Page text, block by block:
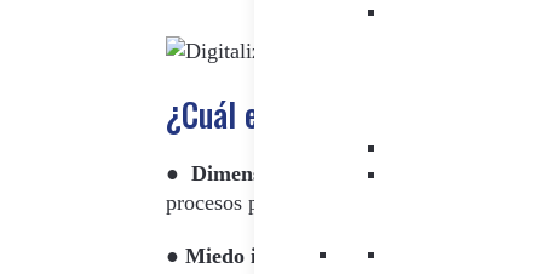
¿Cuál es el origen de esta
●Dimensión y cultura de la
procesos pueden generar incertidumbre
● Miedo interno a la transformación